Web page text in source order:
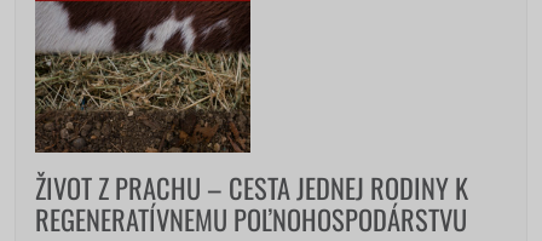
ŽIVOT Z PRACHU – CESTA JEDNEJ RODINY K
REGENERATÍVNEMU POĽNOHOSPODÁRSTVU